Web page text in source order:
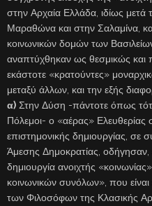
στην Αρχαία Ελλάδα, ιδίως
Μαραθώνα και στην Σαλαμίνα,
κοινωνικών δομών των
αναπτύχθηκαν ως θεσμικώς και
εκάστοτε «κρατούντες»
μεταξύ άλλων, και την εξής
α) Στην Δύση -πάντοτε όπως
Πόλεμοι- ο «αέρας» Ελευθερίας
επιστημονικής δημιουργίας,
Άμεσης Δημοκρατίας, οδήγησαν,
δημιουργία ανοιχτής
κοινωνικών συνόλων», που είναι
των Φιλοσόφων της Κλασικής